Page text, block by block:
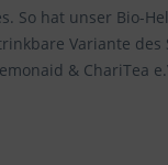
hat unser Bio-
Variante
& ChariTea